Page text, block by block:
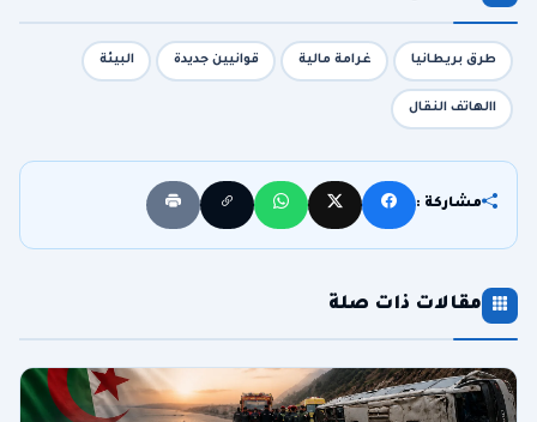
طرق بريطانيا غرامة مالية قوانيين جديدة البيئة
االهاتف النقال
مشاركة :
مقالات ذات صلة